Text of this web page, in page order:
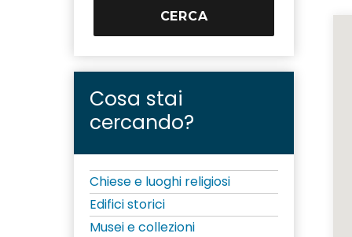
Cosa stai
cercando?
Chiese e luoghi religiosi
Edifici storici
Musei e collezioni